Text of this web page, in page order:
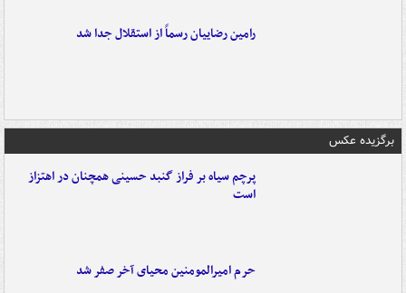
رامین رضاییان رسماً از استقلال جدا شد
برگزیده عکس
پرچم سیاه بر فراز گنبد حسینی همچنان در اهتزاز
است
حرم امیرالمومنین محیای آخر صفر شد